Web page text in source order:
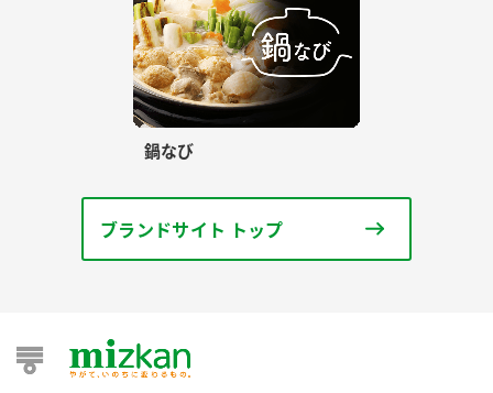
鍋なび
ブランドサイト トップ